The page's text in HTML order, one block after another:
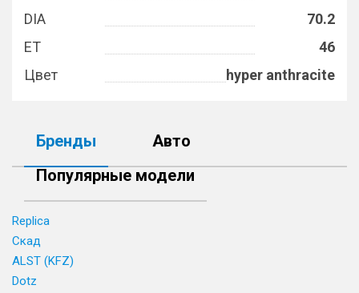
DIA
70.2
ET
46
Цвет
hyper anthracite
Бренды
Авто
Популярные модели
Replica
Скад
ALST (KFZ)
Dotz